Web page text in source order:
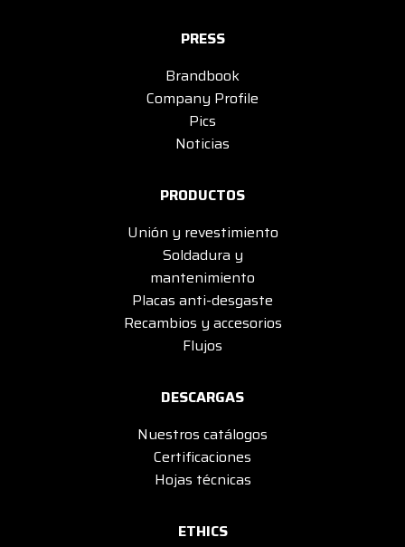
PRESS
Brandbook
Company Profile
Pics
Noticias
PRODUCTOS
Unión y revestimiento
Soldadura y
mantenimiento
Placas anti-desgaste
Recambios y accesorios
Flujos
DESCARGAS
Nuestros catálogos
Certificaciones
Hojas técnicas
ETHICS